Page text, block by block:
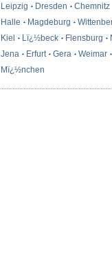
Leipzig Dresden
Chemnitz
Halle Magdeburg
Kiel Lï¿½beck Flensburg
Jena Erfurt Gera Weimar
Mï¿½nchen